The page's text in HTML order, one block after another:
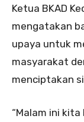
Ketua BKAD
mengatakan
upaya untuk
masyarakat
menciptakan
“Malam ini